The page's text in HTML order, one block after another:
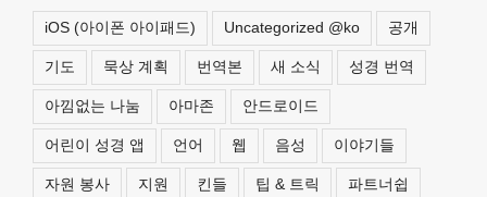
iOS (아이폰 아이패드) Uncategorized @ko 공개
기도 묵상 계획 번역본 새 소식 성경 번역
아낌없는 나눔 아마존 안드로이드
어린이 성경 앱 언어 웹 음성 이야기들
자원 봉사 지원 킨들 팁 & 트릭 파트너쉽